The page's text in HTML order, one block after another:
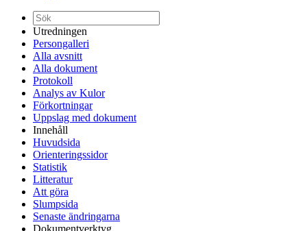
Utredningen
Persongalleri
Alla avsnitt
Alla dokument
Protokoll
Analys av Kulor
Förkortningar
Uppslag med dokument
Innehåll
Huvudsida
Orienteringssidor
Statistik
Litteratur
Att göra
Slumpsida
Senaste ändringarna
Dokumentverktyg